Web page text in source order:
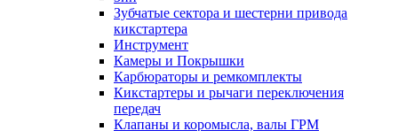
Зубчатые сектора и шестерни привода
кикстартера
Инструмент
Камеры и Покрышки
Карбюраторы и ремкомплекты
Кикстартеры и рычаги переключения
передач
Клапаны и коромысла, валы ГРМ